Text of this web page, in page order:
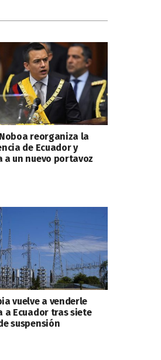
reorganiza la
de Ecuador y
a un nuevo portavoz
vuelve a venderle
a Ecuador tras siete
suspensión